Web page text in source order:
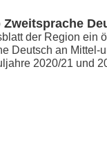
der Region ein
Deutsch an
2020/21 und